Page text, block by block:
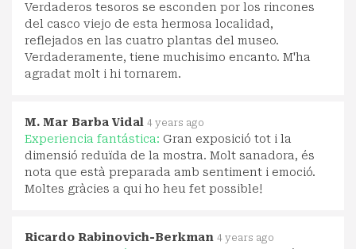
Verdaderos tesoros se esconden por los rincones
del casco viejo de esta hermosa localidad,
reflejados en las cuatro plantas del museo.
Verdaderamente, tiene muchisimo encanto. M'ha
agradat molt i hi tornarem.
M. Mar Barba Vidal 4 years ago
Experiencia fantástica: Gran exposició tot i la
dimensió reduïda de la mostra. Molt sanadora, és
nota que està preparada amb sentiment i emoció.
Moltes gràcies a qui ho heu fet possible!
Ricardo Rabinovich-Berkman 4 years ago